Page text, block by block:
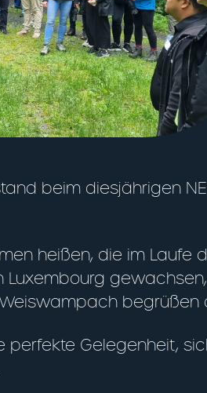
beim diesjährigen
heißen, die im Laufe
begrüßen
Gelegenheit,